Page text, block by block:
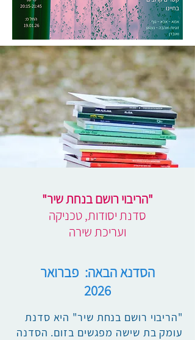
"הריבוי רושם בנחת שיר"
סדנת יסודות, טכניקה
ועריכת שירה
הסדנא הבאה: פברואר
2026
"הריבוי רושם בנחת שיר" היא סדנת
עומק בת שישה מפגשים בזום. הסדנה